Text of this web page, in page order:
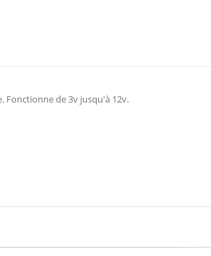
Fonctionne de 3v jusqu'à 12v.